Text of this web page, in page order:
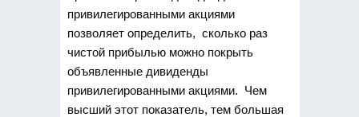
привилегированными акциями
позволяет определить, сколько раз
чистой прибылью можно покрыть
объявленные дивиденды
привилегированными акциями. Чем
высший этот показатель, тем большая